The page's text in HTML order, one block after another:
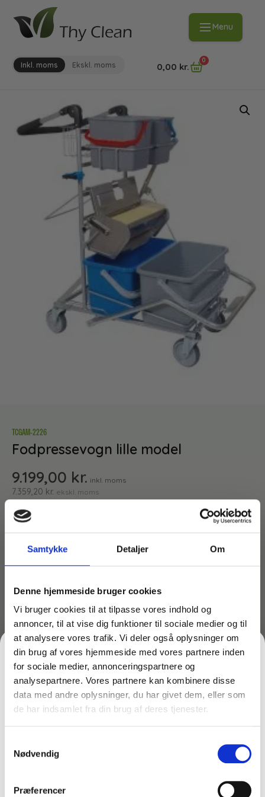
Samtykke Detaljer Om
Denne hjemmeside bruger cookies
Vi bruger cookies til at tilpasse vores indhold og
annoncer, til at vise dig funktioner til sociale medier og til
at analysere vores trafik. Vi deler også oplysninger om
din brug af vores hjemmeside med vores partnere inden
for sociale medier, annonceringspartnere og
analysepartnere. Vores partnere kan kombinere disse
data med andre oplysninger, du har givet dem, eller som
de har indsamlet fra din brug af deres tjenester.
Nødvendig
Præferencer
Menu
Inkl. moms Ekskl. moms 0,00 kr.
0
TCGAM-2226
Fodpressevogn lille model
9.199,00 kr. inkl. moms
7.359,20 kr. ekskl. moms
Gulvvaskevogn med 2 spande så man har en spand til rent
– et kvalitetsprodukt fra Tina Trolleys
TILFØJ TIL KURV
Lagervare til omgående levering
En ergonomisk rigtig vogn til effektiv gulvvask
Leveres komplet med fodbetjent presse
Lille trådkurv med beslag
Spand 22 liter blå og spand 22 liter grå
FÅ 10% PÅ DIN FØRSTE ORDRE